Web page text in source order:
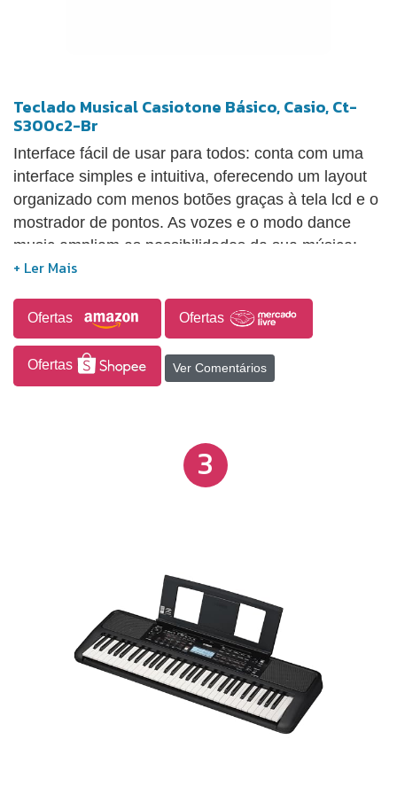
Teclado Musical Casiotone Básico, Casio, Ct-
S300c2-Br
Interface fácil de usar para todos: conta com uma
interface simples e intuitiva, oferecendo um layout
organizado com menos botões graças à tela lcd e o
mostrador de pontos. As vozes e o modo dance
music ampliam as possibilidades da sua música:
inclui um modo que permite que os usuários
para curtir a dance music, bem como 12 tipos de
vozes de dance music ideais para músicas
animadas. A entrada usb para micro b oferece maior
expansibilidade: vem com uma entrada usb para
dispositivo inteligente ou computador (cabo vendido
separadamente). A conectividade de aplicativos
favoritas quando e onde desejar. Toque músicas
sem precisar de partitura, pressionando as teclas no
ritmo em que as barras são exibidas na tela.
Método de conexão: pode ser alterado de acordo
com o modelo do dispositivo inteligente. O cabo usb
e o adaptador (vendidos separadamente) são
necessários para conectar um dispositivo inteligente
Ofertas Ofertas
Ofertas Ver Comentários
3